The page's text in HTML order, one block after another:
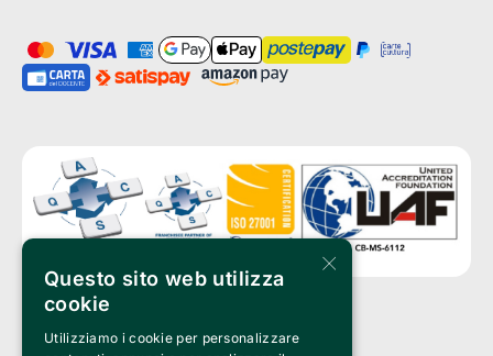
Clappit è un marchio di proprietà di:
×
Questo sito web utilizza
cookie
Utilizziamo i cookie per personalizzare